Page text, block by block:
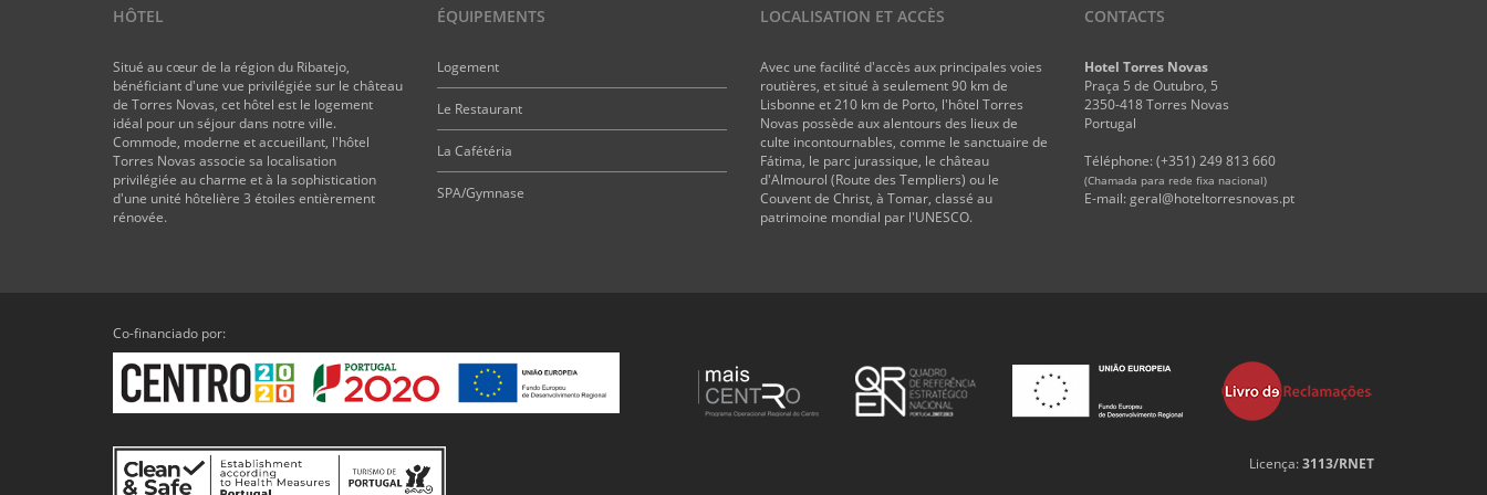
HÔTEL
Situé au cœur de la région du Ribatejo,
bénéficiant d'une vue privilégiée sur le château
de Torres Novas, cet hôtel est le logement
idéal pour un séjour dans notre ville.
Commode, moderne et accueillant, l'hôtel
Torres Novas associe sa localisation
privilégiée au charme et à la sophistication
d'une unité hôtelière 3 étoiles entièrement
rénovée.
ÉQUIPEMENTS
Logement
Le Restaurant
La Cafétéria
SPA/Gymnase
LOCALISATION ET ACCÈS
Avec une facilité d'accès aux principales voies
routières, et situé à seulement 90 km de
Lisbonne et 210 km de Porto, l'hôtel Torres
Novas possède aux alentours des lieux de
culte incontournables, comme le sanctuaire de
Fátima, le parc jurassique, le château
d'Almourol (Route des Templiers) ou le
Couvent de Christ, à Tomar, classé au
patrimoine mondial par l'UNESCO.
CONTACTS
Hotel Torres Novas
Praça 5 de Outubro, 5
2350-418 Torres Novas
Portugal
Téléphone: (+351) 249 813 660
(Chamada para rede fixa nacional)
E-mail: geral@hoteltorresnovas.pt
Co-financiado por:
Licença:3113/RNET